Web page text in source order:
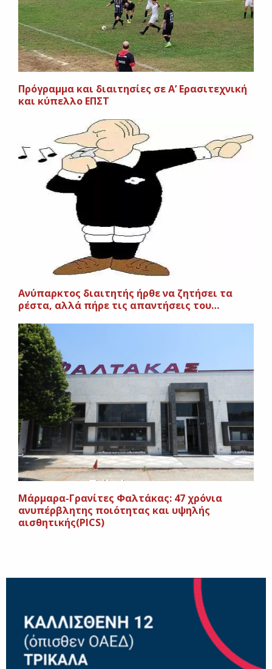
Πρόγραμμα και διαιτησίες σε Α’ Ερασιτεχνική
και κύπελλο ΕΠΣΤ
Ανύπαρκτος διαιτητής ήρθε να ζητήσει τα
ρέστα, αλλά πήρε τις απαντήσεις του…
Μάρμαρα-Γρανίτες Φαλτάκας: 47 χρόνια
ανυπέρβλητης ποιότητας και υψηλής
αισθητικής(PICS)